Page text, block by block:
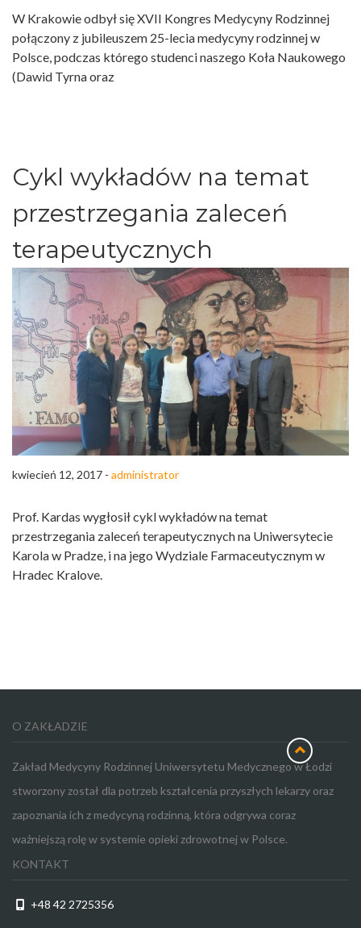
W Krakowie odbył się XVII Kongres Medycyny Rodzinnej
połączony z jubileuszem 25-lecia medycyny rodzinnej w
Polsce, podczas którego studenci naszego Koła Naukowego
(Dawid Tyrna oraz
Cykl wykładów na temat
przestrzegania zaleceń
terapeutycznych
kwiecień 12, 2017 - administrator
Prof. Kardas wygłosił cykl wykładów na temat
przestrzegania zaleceń terapeutycznych na Uniwersytecie
Karola w Pradze, i na jego Wydziale Farmaceutycznym w
Hradec Kralove.
O ZAKŁADZIE
Zakład Medycyny Rodzinnej Uniwersytetu Medycznego w Łodzi
stworzony został dla potrzeb kształcenia przyszłych lekarzy oraz
zapoznania ich z medycyną rodzinną, która odgrywa coraz
ważniejszą rolę w systemie opieki zdrowotnej w Polsce.
KONTAKT
+48 42 2725356